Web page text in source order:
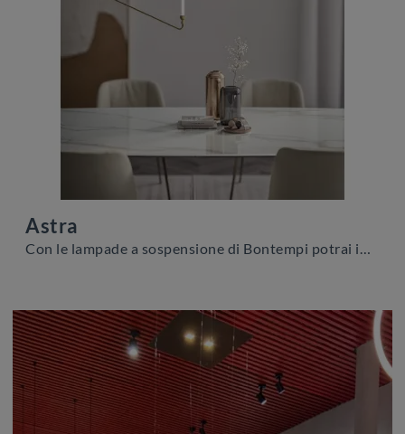
Astra
Con le lampade a sospensione di Bontempi potrai impreziosire i tuoi interni: clicca e scopri Astra!